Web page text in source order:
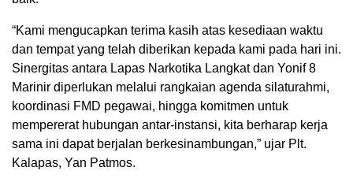
“Kami mengucapkan terima kasih atas kesediaan waktu
dan tempat yang telah diberikan kepada kami pada hari ini.
Sinergitas antara Lapas Narkotika Langkat dan Yonif 8
Marinir diperlukan melalui rangkaian agenda silaturahmi,
koordinasi FMD pegawai, hingga komitmen untuk
mempererat hubungan antar-instansi, kita berharap kerja
sama ini dapat berjalan berkesinambungan,” ujar Plt.
Kalapas, Yan Patmos.